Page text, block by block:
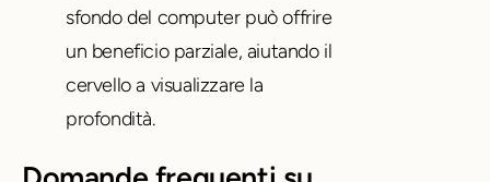
sfondo del computer può offrire
un beneficio parziale, aiutando il
cervello a visualizzare la
profondità.